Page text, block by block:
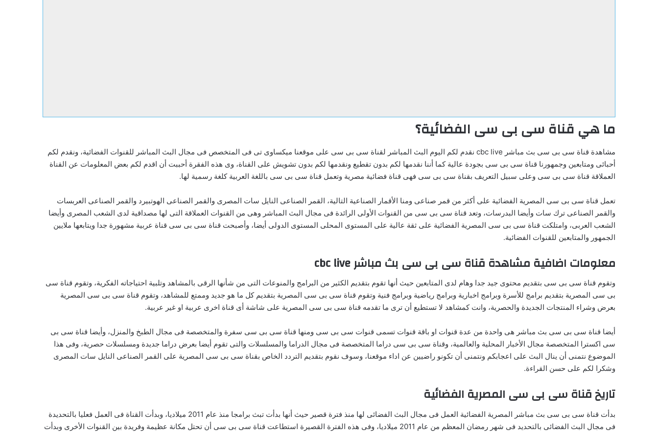
ما هي قناة سى بى سى الفضائية؟
مشاهدة قناة سى بى سى بث مباشر cbc live نقدم لكم اليوم البث المباشر لقناة سى بى سى على موقعنا ميكساوى تى فى المتخصص فى مجال البث المباشر للقنوات الفضائية، ونقدم لكم
أحبائى ومتابعين وجمهورنا قناة سى بى سى بجودة عالية كما أننا نقدمها لكم بدون تقطيع ونقدمها لكم بدون تشويش على القناة، وى هذه الفقرة أحببت أن اقدم لكم بعض المعلومات عن القناة
العملاقة قناة سى بى سى وعلى سبيل التعريف بقناة سى بى سى فهى قناة فضائية مصرية وتعمل قناة سى بى سى باللغة العربية كلغة رسمية لها.
تعمل قناة سى بى سى المصرية الفضائية على أكثر من قمر صناعى ومنا الأقمار الصناعية التالية، القمر الصناعى النايل سات المصرى والقمر الصناعى الهوتبيرد والقمر الصناعى العربسات
والقمر الصناعى ترك سات وأيضا البدرسات، وتعد قناة سى بى سى من القنوات الأولى الرائدة فى مجال البث المباشر وهى من القنوات العملاقة التى لها مصداقية لدى الشعب المصرى وأيضا
الشعب العربى، وامتلكت قناة سى بى سى المصرية الفضائية على ثقة عالية على المستوى المحلى المستوى الدولى أيضا، وأصبحت قناة سى بى سى قناة عربية مشهورة جدا ويتابعها ملايين
الجمهور والمتابعين للقنوات الفضائية.
معلومات اضافية مشاهدة قناة سى بى سى بث مباشر cbc live
وتقوم قناة سى بى سى بتقديم محتوى جيد جدا وهام لدى المتابعين حيث أنها تقوم بتقديم الكثير من البرامج والمنوعات التى من شأنها الرقى بالمشاهد وتلبية احتياجاته الفكرية، وتقوم قناة سى
بى سى المصرية بتقديم برامج للأسرة وبرامج اخبارية وبرامج رياضية وبرامج فنية وتقوم قناة سى بى سى المصرية بتقديم كل ما هو جديد وممتع للمشاهد، وتقوم قناة سى بى سى المصرية
بعرض وشراء المنتجات الجديدة والحصرية، وانت كمشاهد لا تستطيع أن ترى ما تقدمه قناة سى بى سى المصرية على شاشة أى قناة اخرى عربية او غير عربية.
أيضا قناة سى بى سى بث مباشر هى واحدة من عدة قنوات او باقة قنوات تسمى قنوات سى بى سى ومنها قناة سى بى سى سفرة والمتخصصة فى مجال الطبخ والمنزل، وأيضا قناة سى بى
سى اكسترا المتخصصة مجال الأخبار المحلية والعالمية، وقناة سى بى سى دراما المتخصصة فى مجال الدراما والمسلسلات والتى تقوم أيضا بعرض دراما جديدة ومسلسلات حصرية، وفى هذا
الموضوع نتمنى أن ينال البث على اعجابكم ونتمنى أن تكونو راضيين عن اداء موقعنا، وسوف نقوم بتقديم التردد الخاص بقناة سى بى سى المصرية على القمر الصناعى النايل سات المصرى
وشكرا لكم على حسن القراءة.
تاريخ قناة سى بى سى المصرية الفضائية
بدأت قناة سى بى سى بث مباشر المصرية الفضائية العمل فى مجال البث الفضائى لها منذ فترة قصير حيث أنها بدأت تبث برامجا منذ عام 2011 ميلاديا، وبدأت القناة فى العمل فعليا بالتحديدة
فى مجال البث الفضائى بالتحديد فى شهر رمضان المعظم من عام 2011 ميلاديا، وفى هذه الفترة القصيرة استطاعت قناة سى بى سى أن تحتل مكانة عظيمة وفريدة بين القنوات الأخرى وبدأت